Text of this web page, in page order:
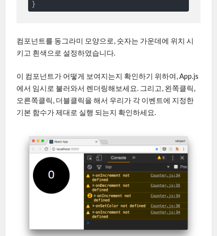
컴포넌트를 동그라미 모양으로, 숫자는 가운데에 위치 시
키고 흰색으로 설정하였습니다.
이 컴포넌트가 어떻게 보여지는지 확인하기 위하여, App.js
에서 임시로 불러와서 렌더링해보세요. 그리고, 왼쪽클릭,
오른쪽클릭, 더블클릭을 해서 우리가 각 이벤트에 지정한
기본 함수가 제대로 실행 되는지 확인하세요.